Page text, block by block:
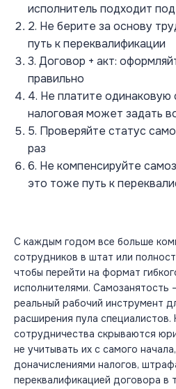
исполнитель подходит
2. Не берите за основу
путь к переквалификации
3. Договор + акт:
правильно
4. Не платите
налоговая может задать
5. Проверяйте статус
раз
6. Не компенсируйте
это тоже путь к
С каждым годом все больше
сотрудников в штат или
чтобы перейти на формат
исполнителями. Самозанятость
реальный рабочий инструмент
расширения пула
сотрудничества скрываются
не учитывать их с самого
доначислениями налогов,
переквалификацией договора в